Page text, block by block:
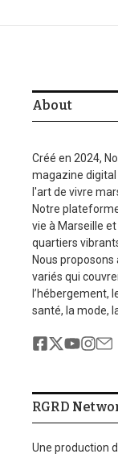
About
Créé en 2024,
magazine
l'art de vivre
Notre
vie à Marseille
quartiers
Nous
variés qui
l’hébergement,
santé, la mode,
RGRD
Une production